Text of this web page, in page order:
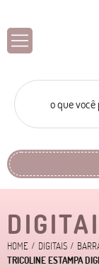
HOME DIGITAIS
TRICOLINE ESTAMPA